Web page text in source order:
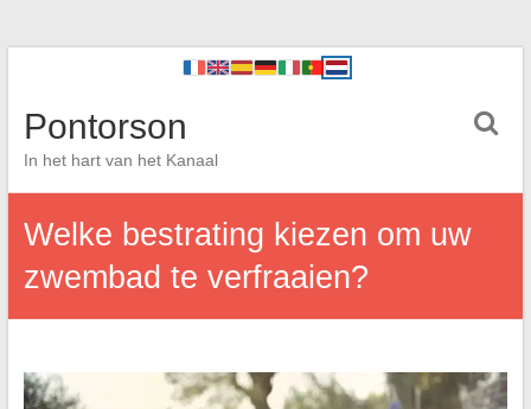
Pontorson
In het hart van het Kanaal
Welke bestrating kiezen om uw
zwembad te verfraaien?